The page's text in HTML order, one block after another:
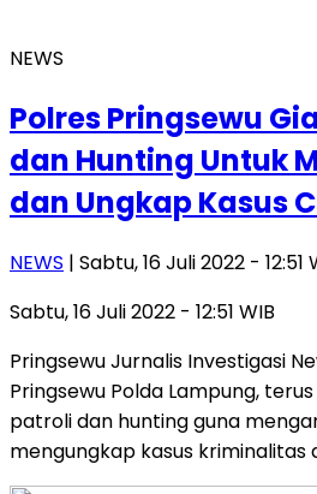
NEWS
Polres Pringsewu
dan Hunting Untuk
dan Ungkap Kasus
NEWS | Sabtu, 16 Juli 2022 - 12:51
Sabtu, 16 Juli 2022 - 12:51 WIB
Pringsewu Jurnalis Investigasi
Pringsewu Polda Lampung,
patroli dan hunting guna
mengungkap kasus kriminalitas